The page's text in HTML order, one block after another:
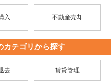
入 不動産売却
カテゴリから探す
去 賃貸管理